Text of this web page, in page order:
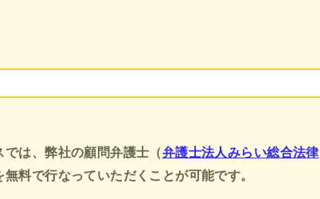
は、弊社の顧問弁護士（弁護士法人みらい総合法律
料で行なっていただくことが可能です。